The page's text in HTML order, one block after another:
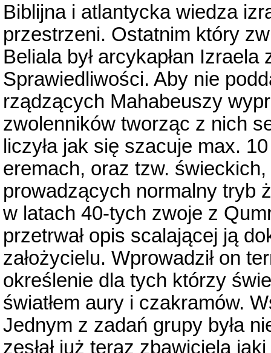
Biblijna i atlantycka wiedza
przestrzeni. Ostatnim który
Beliala był arcykapłan
Sprawiedliwości. Aby nie
rządzących Mahabeuszy
zwolenników tworząc z nich
liczyła jak się szacuje max.
eremach, oraz tzw.
prowadzących normalny tryb
w latach 40-tych zwoje z
przetrwał opis scalającej ją
założycielu. Wprowadził on
określenie dla tych którzy
światłem aury i czakramów.
Jednym z zadań grupy była
zesłał już teraz zbawiciela